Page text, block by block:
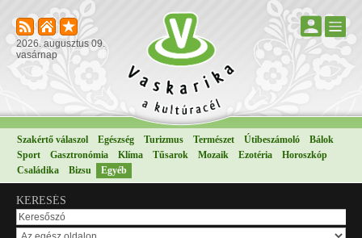
2026. augusztus 09.
vasárnap
Szakértő válaszol Egészség Turizmus Természet Útibeszámoló
Bálok
Sport
Gasztronómia Klíma Tűsarok Mozaik Ezotéria
Horoszkóp
Családika
Bizsu Egyéb
KERESÉS